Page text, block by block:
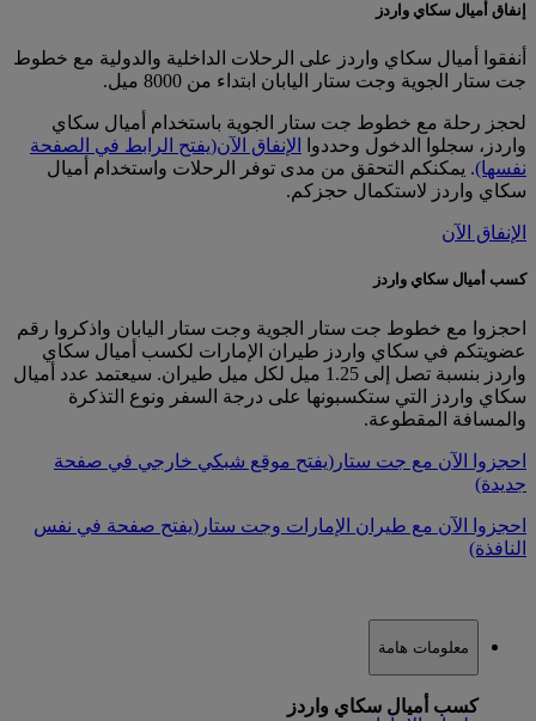
إنفاق أميال سكاي واردز
أنفقوا أميال سكاي واردز على الرحلات الداخلية والدولية مع خطوط
جت ستار الجوية وجت ستار اليابان ابتداء من 8000 ميل.
لحجز رحلة مع خطوط جت ستار الجوية باستخدام أميال سكاي
واردز، سجلوا الدخول وحددوا
الإنفاق الآن(يفتح الرابط في الصفحة
نفسها). يمكنكم التحقق من مدى توفر الرحلات واستخدام أميال
سكاي واردز لاستكمال حجزكم.
الإنفاق الآن
كسب أميال سكاي واردز
احجزوا مع خطوط جت ستار الجوية وجت ستار اليابان واذكروا رقم
عضويتكم في سكاي واردز طيران الإمارات لكسب أميال سكاي
واردز بنسبة تصل إلى 1.25 ميل لكل ميل طيران. سيعتمد عدد أميال
سكاي واردز التي ستكسبونها على درجة السفر ونوع التذكرة
والمسافة المقطوعة.
احجزوا الآن مع جت ستار (يفتح موقع شبكي خارجي في صفحة
جديدة)
احجزوا الآن مع طيران الإمارات وجت ستار (يفتح صفحة في نفس
النافذة)
معلومات هامة
كسب أميال سكاي واردز